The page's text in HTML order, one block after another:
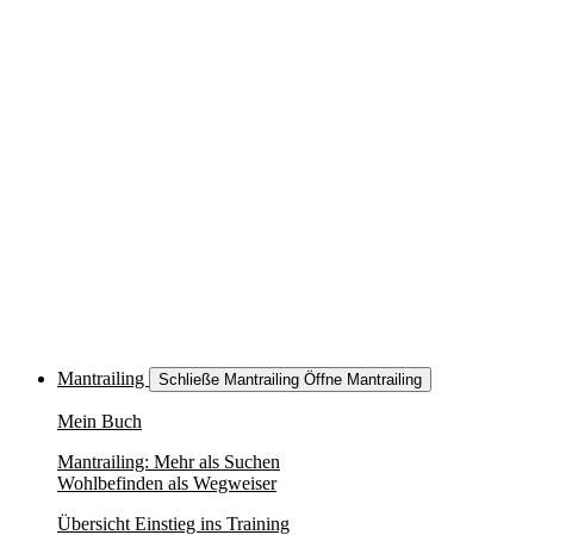
Mantrailing Schließe Mantrailing Öffne Mantrailing
Mein Buch
Mantrailing: Mehr als Suchen
Wohlbefinden als Wegweiser
Übersicht Einstieg ins Training